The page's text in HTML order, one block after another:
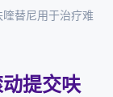
替尼用于治疗难
提交呋